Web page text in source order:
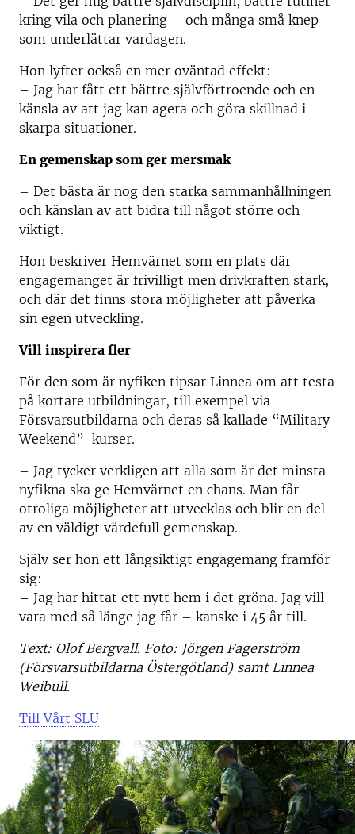
kring vila och planering – och många små knep
som underlättar vardagen.
Hon lyfter också en mer oväntad effekt:
– Jag har fått ett bättre självförtroende och en
känsla av att jag kan agera och göra skillnad i
skarpa situationer.
En gemenskap som ger mersmak
– Det bästa är nog den starka sammanhållningen
och känslan av att bidra till något större och
viktigt.
Hon beskriver Hemvärnet som en plats där
engagemanget är frivilligt men drivkraften stark,
och där det finns stora möjligheter att påverka
sin egen utveckling.
Vill inspirera fler
För den som är nyfiken tipsar Linnea om att testa
på kortare utbildningar, till exempel via
Försvarsutbildarna och deras så kallade “Military
Weekend”-kurser.
– Jag tycker verkligen att alla som är det minsta
nyfikna ska ge Hemvärnet en chans. Man får
otroliga möjligheter att utvecklas och blir en del
av en väldigt värdefull gemenskap.
Själv ser hon ett långsiktigt engagemang framför
sig:
– Jag har hittat ett nytt hem i det gröna. Jag vill
vara med så länge jag får – kanske i 45 år till.
Text: Olof Bergvall. Foto: Jörgen Fagerström
(Försvarsutbildarna Östergötland) samt Linnea
Weibull.
Till Vårt SLU